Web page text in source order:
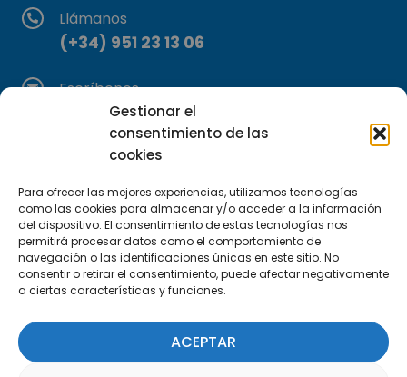
Gestionar el
consentimiento de las
cookies
Para ofrecer las mejores experiencias, utilizamos tecnologías
como las cookies para almacenar y/o acceder a la información
del dispositivo. El consentimiento de estas tecnologías nos
permitirá procesar datos como el comportamiento de
navegación o las identificaciones únicas en este sitio. No
consentir o retirar el consentimiento, puede afectar negativamente
a ciertas características y funciones.
ACEPTAR
Llámanos
(+34) 951 23 13 06
Escríbenos
info@apte.org
Encuéntranos
C/Marie Curie, 35
29590 Campanillas, Málaga
Suscríbete a nuestra Newsletter